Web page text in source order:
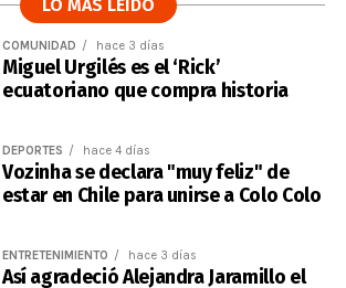
LO MÁS LEÍDO
COMUNIDAD hace 3 días
Miguel Urgilés es el ‘Rick’
ecuatoriano que compra historia
DEPORTES hace 4 días
Vozinha se declara "muy feliz" de
estar en Chile para unirse a Colo Colo
ENTRETENIMIENTO hace 3 días
Así agradeció Alejandra Jaramillo el